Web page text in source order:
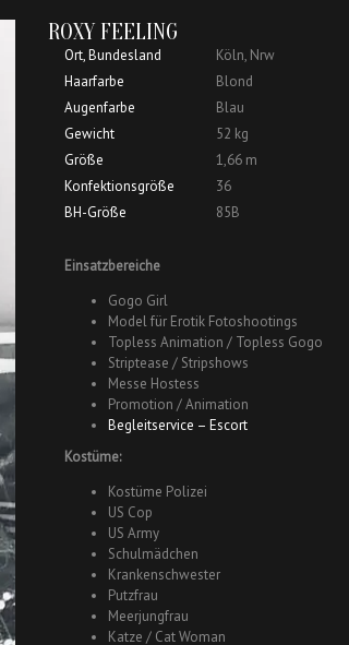
ROXY FEELING
Ort, Bundesland
Köln, Nrw
Haarfarbe
Blond
Augenfarbe
Blau
Gewicht
52 kg
Größe
1,66 m
Konfektionsgröße
36
BH-Größe
85B
Einsatzbereiche
Gogo Girl
Model für Erotik Fotoshootings
Topless Animation / Topless Gogo
Striptease / Stripshows
Messe Hostess
Promotion / Animation
Begleitservice – Escort
Kostüme:
Kostüme Polizei
US Cop
US Army
Schulmädchen
Krankenschwester
Putzfrau
Meerjungfrau
Katze / Cat Woman